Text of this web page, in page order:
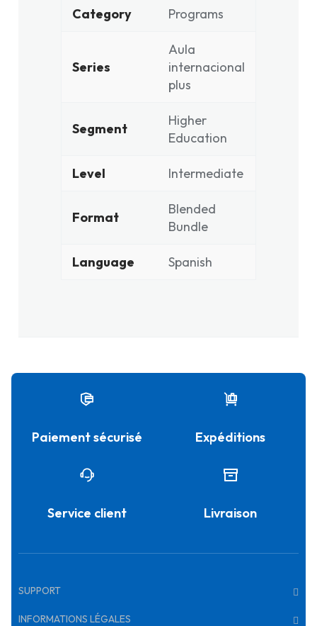
Category Programs
Series
Aula
internacional
plus
Segment
Higher
Education
Level Intermediate
Format
Blended
Bundle
Language Spanish
Paiement sécurisé Expéditions
Service client Livraison
SUPPORT
INFORMATIONS LÉGALES